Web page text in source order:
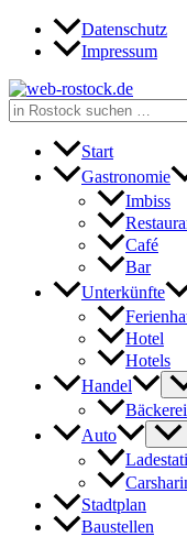
Zum
Inhalt
Datenschutz
Impressum
Search
for:
Start
Gastronomie
Imbiss
Café
Bar
Unterkünfte
Hotel
Hotels
Handel
Bäckerei
Auto
Stadtplan
Baustellen